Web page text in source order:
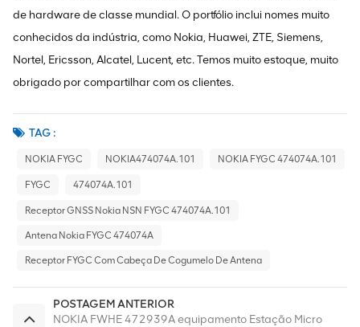
de hardware de classe mundial. O portfólio inclui nomes muito
conhecidos da indústria, como Nokia, Huawei, ZTE, Siemens,
Nortel, Ericsson, Alcatel, Lucent, etc. Temos muito estoque, muito
obrigado por compartilhar com os clientes.
TAG :
NOKIA FYGC NOKIA474074A.101 NOKIA FYGC 474074A.101
FYGC 474074A.101
Receptor GNSS Nokia NSN FYGC 474074A.101
Antena Nokia FYGC 474074A
Receptor FYGC Com Cabeça De Cogumelo De Antena
POSTAGEM ANTERIOR
NOKIA FWHE 472939A equipamento Estação Micro